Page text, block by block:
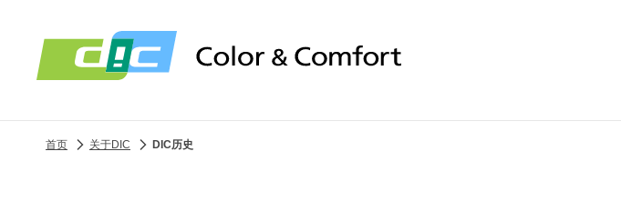
首页 关于DIC DIC历史